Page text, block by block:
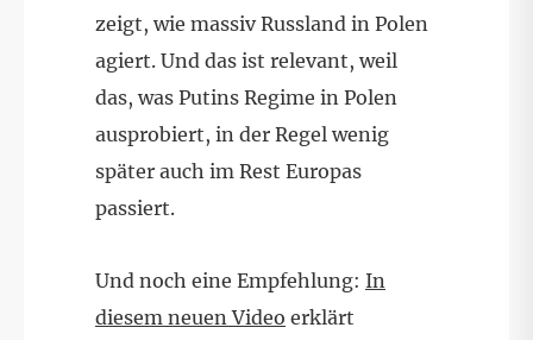
zeigt, wie massiv Russland in Polen
agiert. Und das ist relevant, weil
das, was Putins Regime in Polen
ausprobiert, in der Regel wenig
später auch im Rest Europas
passiert.
Und noch eine Empfehlung: In
diesem neuen Video erklärt